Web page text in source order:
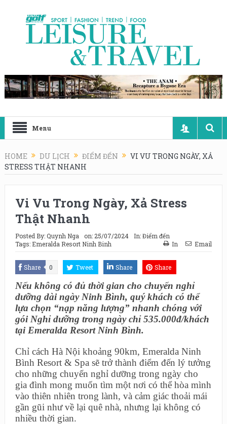
Menu
HOME DU LỊCH ĐIỂM ĐẾN
VI VU TRONG NGÀY, XẢ
STRESS THẬT NHANH
Vi Vu Trong Ngày, Xả Stress
Thật Nhanh
Posted By:Quynh Nga on: 25/07/2024 In:Điểm đến
Tags: Emeralda Resort Ninh Binh In Email
Share 0 Tweet Share Share
Nếu không có đủ thời gian cho chuyến nghỉ
dưỡng dài ngày Ninh Bình, quý khách có thể
lựa chọn “nạp năng lượng” nhanh chóng với
gói Nghỉ dưỡng trong ngày chỉ 535.000đ/khách
tại Emeralda Resort Ninh Bình.
Chỉ cách Hà Nội khoảng 90km, Emeralda Ninh
Bình Resort & Spa sẽ trở thành điểm đến lý tưởng
cho những chuyến nghỉ dưỡng trong ngày cho
gia đình mong muốn tìm một nơi có thể hòa mình
vào thiên nhiên trong lành, và cảm giác thoải mái
gần gũi như về lại quê nhà, nhưng lại không có
nhiều thời gian.